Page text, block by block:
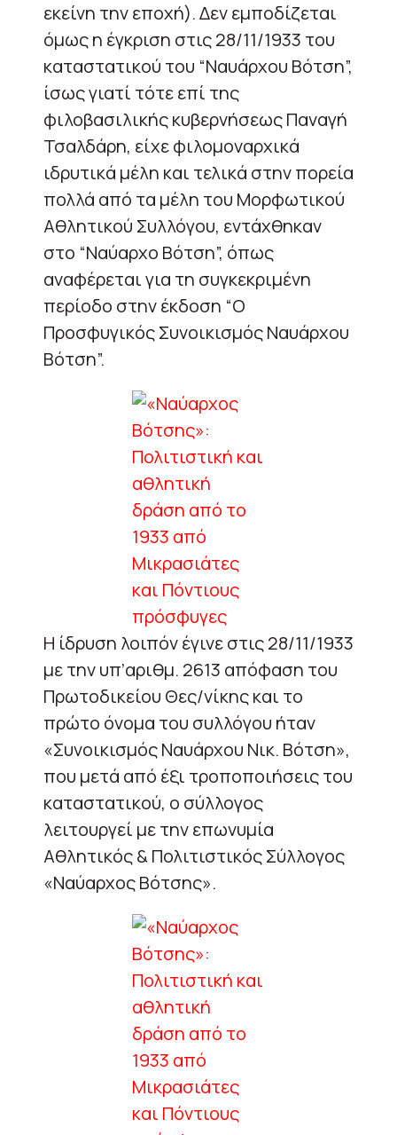
εκείνη την εποχή). Δεν εμποδίζεται
όμως η έγκριση στις 28/11/1933 του
καταστατικού του “Ναυάρχου Βότση”,
ίσως γιατί τότε επί της
φιλοβασιλικής κυβερνήσεως Παναγή
Τσαλδάρη, είχε φιλομοναρχικά
ιδρυτικά μέλη και τελικά στην πορεία
πολλά από τα μέλη του Μορφωτικού
Αθλητικού Συλλόγου, εντάχθηκαν
στο “Ναύαρχο Βότση”, όπως
αναφέρεται για τη συγκεκριμένη
περίοδο στην έκδοση “Ο
Προσφυγικός Συνοικισμός Ναυάρχου
Βότση”.
Η ίδρυση λοιπόν έγινε στις 28/11/1933
με την υπ’αριθμ. 2613 απόφαση του
Πρωτοδικείου Θες/νίκης και το
πρώτο όνομα του συλλόγου ήταν
«Συνοικισμός Ναυάρχου Νικ. Βότση»,
που μετά από έξι τροποποιήσεις του
καταστατικού, ο σύλλογος
λειτουργεί με την επωνυμία
Αθλητικός & Πολιτιστικός Σύλλογος
«Ναύαρχος Βότσης».